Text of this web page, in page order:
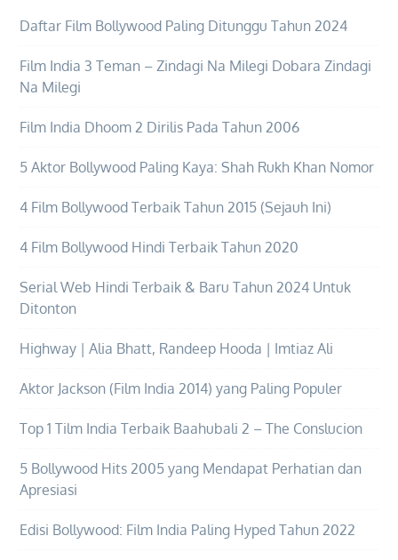
Daftar Film Bollywood Paling Ditunggu Tahun 2024
Film India 3 Teman – Zindagi Na Milegi Dobara Zindagi
Na Milegi
Film India Dhoom 2 Dirilis Pada Tahun 2006
5 Aktor Bollywood Paling Kaya: Shah Rukh Khan Nomor
4 Film Bollywood Terbaik Tahun 2015 (Sejauh Ini)
4 Film Bollywood Hindi Terbaik Tahun 2020
Serial Web Hindi Terbaik & Baru Tahun 2024 Untuk
Ditonton
Highway | Alia Bhatt, Randeep Hooda | Imtiaz Ali
Aktor Jackson (Film India 2014) yang Paling Populer
Top 1 Tilm India Terbaik Baahubali 2 – The Conslucion
5 Bollywood Hits 2005 yang Mendapat Perhatian dan
Apresiasi
Edisi Bollywood: Film India Paling Hyped Tahun 2022